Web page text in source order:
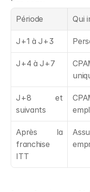
Période Qui
J+1 à J+3
J+4 à J+7
J+8 et
suivants
Après la
franchise
ITT